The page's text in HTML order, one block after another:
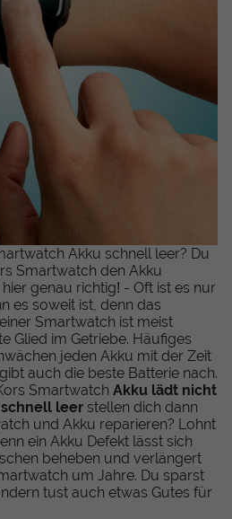
Akku schnell leer? Du
Smartwatch den Akku
genau richtig! - Oft ist es nur
es soweit ist, denn das
Smartwatch ist meist
Glied im Getriebe. Häufiges
jeden Akku mit der Zeit
auch die beste Batterie nach.
Smartwatch Akku lädt nicht
leer stellen dich dann
und Akku reparieren? Lohnt
ein Akku Defekt lässt sich
beheben und verlängert
um Jahre. Du sparst
tust auch etwas Gutes für